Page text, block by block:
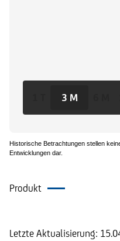
3 M
Historische Betrachtungen stellen
Entwicklungen dar.
Produkt
Letzte Aktualisierung: